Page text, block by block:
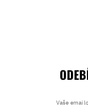
Vaše